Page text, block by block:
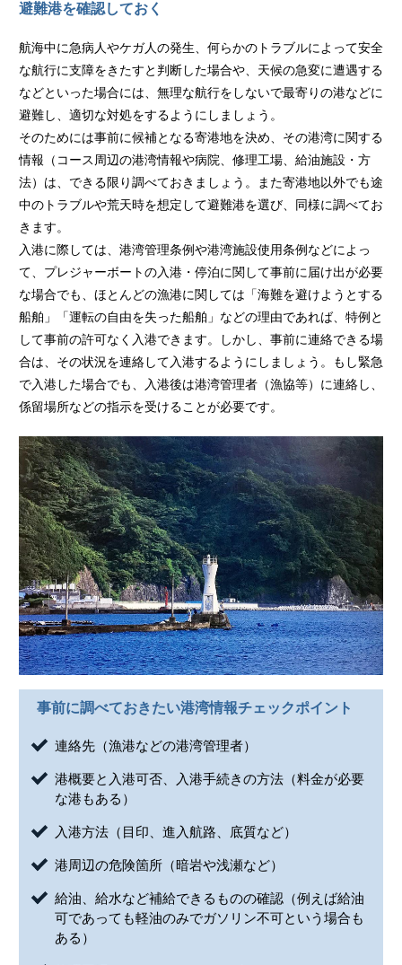
避難港を確認しておく
航海中に急病人やケガ人の発生、何らかのトラブルによって安全
な航行に支障をきたすと判断した場合や、天候の急変に遭遇する
などといった場合には、無理な航行をしないで最寄りの港などに
避難し、適切な対処をするようにしましょう。
そのためには事前に候補となる寄港地を決め、その港湾に関する
情報（コース周辺の港湾情報や病院、修理工場、給油施設・方
法）は、できる限り調べておきましょう。また寄港地以外でも途
中のトラブルや荒天時を想定して避難港を選び、同様に調べてお
きます。
入港に際しては、港湾管理条例や港湾施設使用条例などによっ
て、プレジャーボートの入港・停泊に関して事前に届け出が必要
な場合でも、ほとんどの漁港に関しては「海難を避けようとする
船舶」「運転の自由を失った船舶」などの理由であれば、特例と
して事前の許可なく入港できます。しかし、事前に連絡できる場
合は、その状況を連絡して入港するようにしましょう。もし緊急
で入港した場合でも、入港後は港湾管理者（漁協等）に連絡し、
係留場所などの指示を受けることが必要です。
事前に調べておきたい港湾情報チェックポイント
連絡先（漁港などの港湾管理者）
港概要と入港可否、入港手続きの方法（料金が必要
な港もある）
入港方法（目印、進入航路、底質など）
港周辺の危険箇所（暗岩や浅瀬など）
給油、給水など補給できるものの確認（例えば給油
可であっても軽油のみでガソリン不可という場合も
ある）